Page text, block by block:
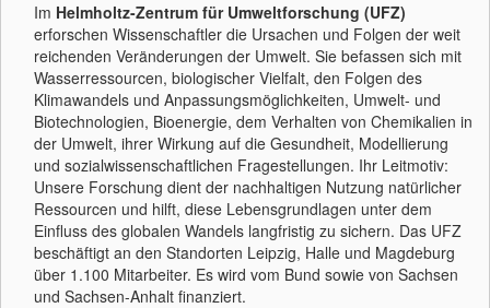
Im Helmholtz-Zentrum für Umweltforschung (UFZ)
erforschen Wissenschaftler die Ursachen und Folgen der weit
reichenden Veränderungen der Umwelt. Sie befassen sich mit
Wasserressourcen, biologischer Vielfalt, den Folgen des
Klimawandels und Anpassungsmöglichkeiten, Umwelt- und
Biotechnologien, Bioenergie, dem Verhalten von Chemikalien in
der Umwelt, ihrer Wirkung auf die Gesundheit, Modellierung
und sozialwissenschaftlichen Fragestellungen. Ihr Leitmotiv:
Unsere Forschung dient der nachhaltigen Nutzung natürlicher
Ressourcen und hilft, diese Lebensgrundlagen unter dem
Einfluss des globalen Wandels langfristig zu sichern. Das UFZ
beschäftigt an den Standorten Leipzig, Halle und Magdeburg
über 1.100 Mitarbeiter. Es wird vom Bund sowie von Sachsen
und Sachsen-Anhalt finanziert.